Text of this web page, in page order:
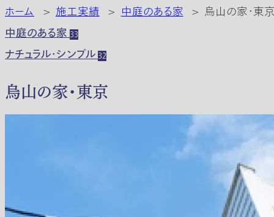
ホーム > 施工実績 > 中庭のある家 > 烏山の家・東
中庭のある家33
ナチュラル・シンプル32
烏山の家・東京